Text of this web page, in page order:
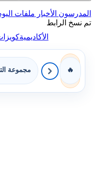
المدرسون الأخبار ملفات
تم نسخ الرابط
الأكاديمية
🔥 مجموعة